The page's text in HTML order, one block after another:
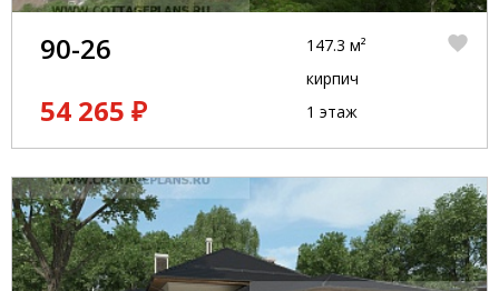
90-26
54 265 ₽
147.3 м²
кирпич
1 этаж